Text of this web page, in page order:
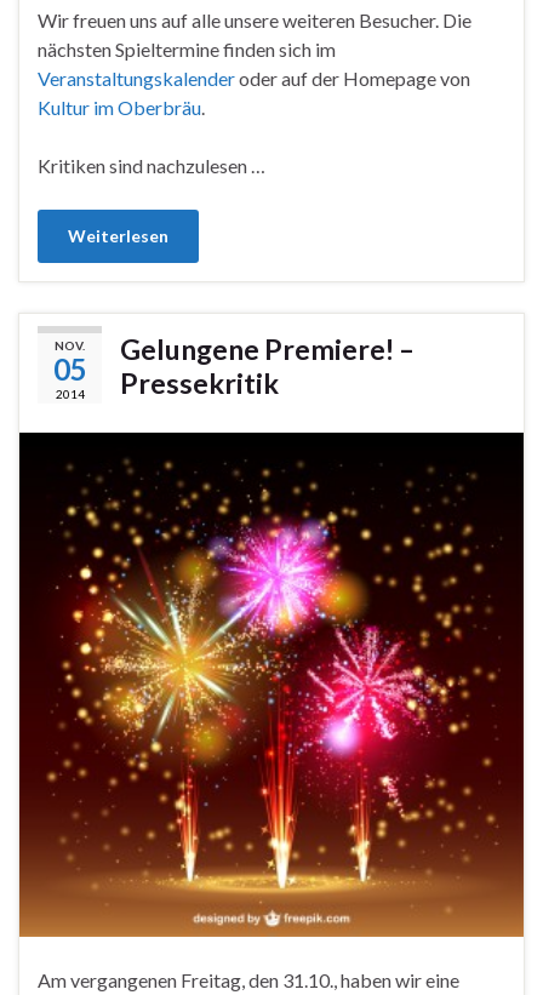
Wir freuen uns auf alle unsere weiteren Besucher. Die
nächsten Spieltermine finden sich im
Veranstaltungskalenderoder auf der Homepage von
Kultur im Oberbräu.
Kritiken sind nachzulesen …
Weiterlesen
NOV.
05
2014
Gelungene Premiere! –
Pressekritik
Am vergangenen Freitag, den 31.10., haben wir eine